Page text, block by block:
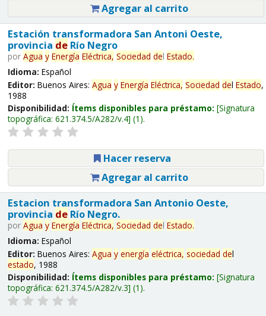
Agregar al carrito
Estación transformadora San Antoni Oeste,
provincia deRío Negro
por Agua y Energía Eléctrica, Sociedad del Estado.
Idioma: Español
Editor: Buenos Aires: Agua y Energía Eléctrica, Sociedad del Estado,
1988
Disponibilidad: Ítems disponibles para préstamo: Signatura
topográfica: 621.374.5/A282/v.4 (1).
Hacer reserva
Agregar al carrito
Estacion transformadora San Antonio Oeste,
provincia deRío Negro.
por Agua y Energía Eléctrica, Sociedad del Estado.
Idioma: Español
Editor: Buenos Aires: Agua y energía eléctrica, sociedad del
estado, 1988
Disponibilidad: Ítems disponibles para préstamo: Signatura
topográfica: 621.374.5/A282/v.3 (1).